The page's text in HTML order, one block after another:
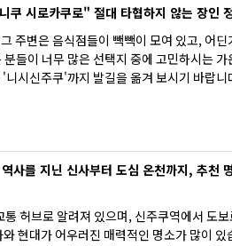
쿠 시로카쿠로" 절대 타협하지 않는 장인
주변은 음식점들이 빽빽이 모여 있고, 어
들이 너무 많은 선택지 중에 고민하시는
니시신주쿠'까지 발길을 옮겨 보시기 바랍
니다. 판매하는 것은 단순한 고기구이가 아
사를 지닌 신사부터 도심 온천까지, 추천
허브로 알려져 있으며, 신주쿠역에서 도
현대가 어우러진 매력적인 명소가 많이 있